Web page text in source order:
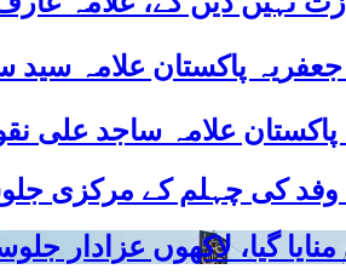
پاکستان علامہ
کے وفد کی چہلم کے مرکزی